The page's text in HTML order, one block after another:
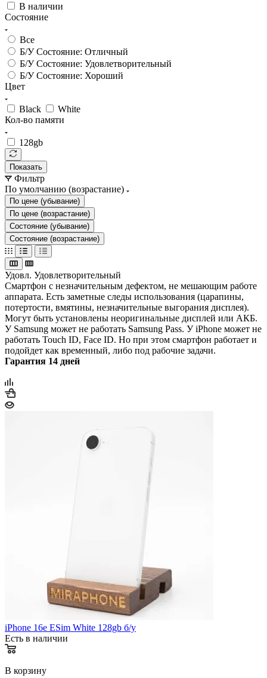
В наличии
Состояние
Все
Б/У Состояние: Отличный
Б/У Состояние: Удовлетворительный
Б/У Состояние: Хороший
Цвет
Black
White
Кол-во памяти
128gb
Показать
Фильтр
По умолчанию (возрастание)
По цене (убывание)
По цене (возрастание)
Состояние (убывание)
Состояние (возрастание)
Удовл. Удовлетворительный
Смартфон с незначительным дефектом, не мешающим работе
аппарата. Есть заметные следы использования (царапины,
потертости, вмятины, незначительные выгорания дисплея).
Могут быть установлены неоригинальные дисплей или АКБ.
У Samsung может не работать Samsung Pass. У iPhone может не
работать Touch ID, Face ID. Но при этом смартфон работает и
подойдет как временный, либо под рабочие задачи.
Гарантия 14 дней
iPhone 16e ESim White 128gb б/у
Есть в наличии
В корзину